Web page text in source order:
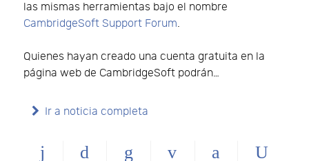
las mismas herramientas bajo el nombre
CambridgeSoft Support Forum.
Quienes hayan creado una cuenta gratuita en la
página web de CambridgeSoft podrán…
Ir a noticia completa